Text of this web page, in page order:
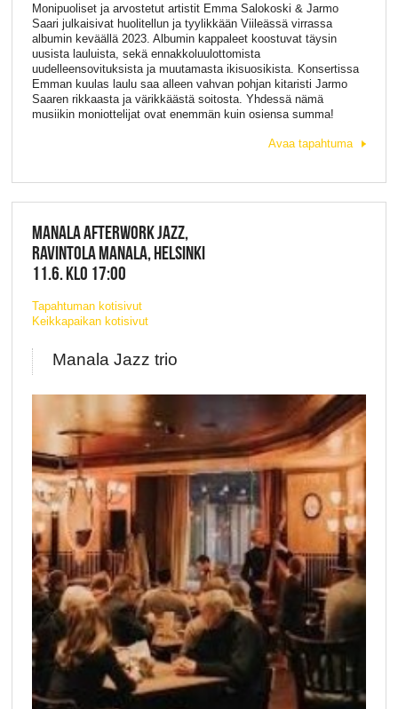
Monipuoliset ja arvostetut artistit Emma Salokoski & Jarmo
Saari julkaisivat huolitellun ja tyylikkään Viileässä virrassa
albumin keväällä 2023. Albumin kappaleet koostuvat täysin
uusista lauluista, sekä ennakkoluulottomista
uudelleensovituksista ja muutamasta ikisuosikista. Konsertissa
Emman kuulas laulu saa alleen vahvan pohjan kitaristi Jarmo
Saaren rikkaasta ja värikkäästä soitosta. Yhdessä nämä
musiikin moniottelijat ovat enemmän kuin osiensa summa!
Avaa tapahtuma
MANALA AFTERWORK JAZZ,
RAVINTOLA MANALA, HELSINKI
11.6. KLO 17:00
Tapahtuman kotisivut
Keikkapaikan kotisivut
Manala Jazz trio